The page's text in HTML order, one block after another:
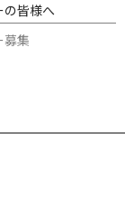
の皆様へ
募集